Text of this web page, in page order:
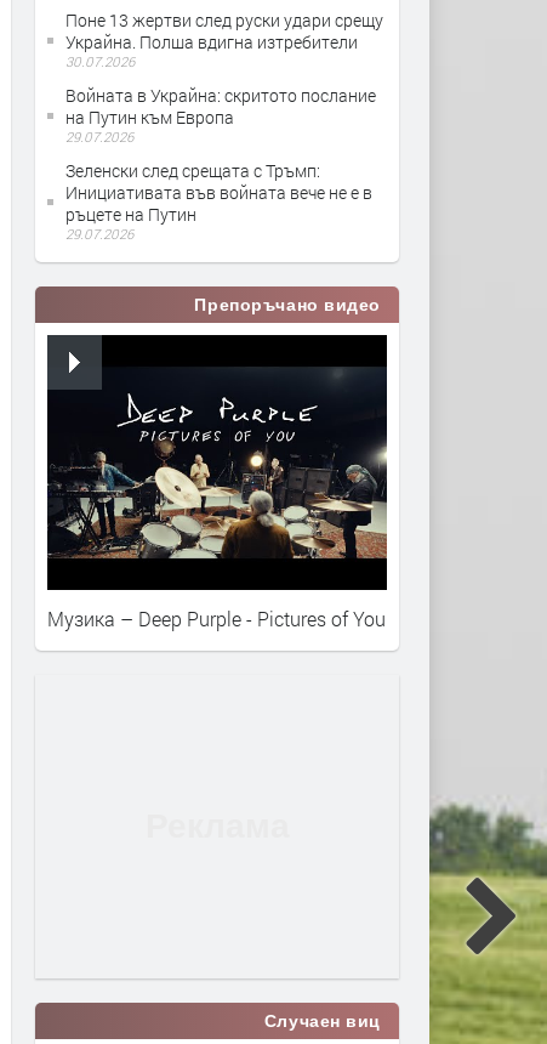
Поне 13 жертви след руски удари срещу
Украйна. Полша вдигна изтребители
30.07.2026
Войната в Украйна: скритото послание
на Путин към Европа
29.07.2026
Зеленски след срещата с Тръмп:
Инициативата във войната вече не е в
ръцете на Путин
29.07.2026
Препоръчано видео
Музика – Deep Purple - Pictures of You
Случаен виц